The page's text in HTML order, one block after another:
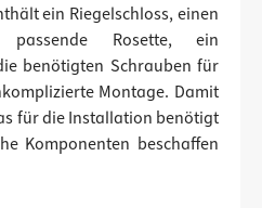
ein Riegelschloss, einen
passende Rosette, ein
benötigten Schrauben für
Montage. Damit
für die Installation benötigt
Komponenten beschaffen